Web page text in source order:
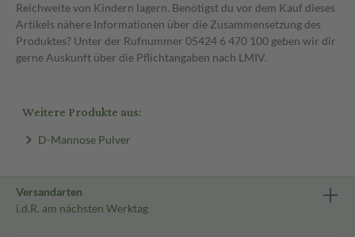
Reichweite von Kindern lagern. Benötigst du vor dem Kauf dieses
Artikels nähere Informationen über die Zusammensetzung des
Produktes? Unter der Rufnummer 05424 6 470 100 geben wir dir
gerne Auskunft über die Pflichtangaben nach LMIV.
Weitere Produkte aus:
D-Mannose Pulver
Versandarten
i.d.R. am nächsten Werktag